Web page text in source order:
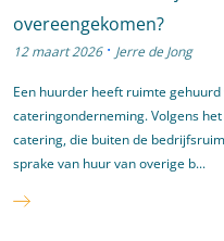
overeengekomen?
12 maart 2026 · Jerre de Jong
Een huurder heeft ruimte
cateringonderneming. Volgens
catering, die buiten de
sprake van huur van overige b...